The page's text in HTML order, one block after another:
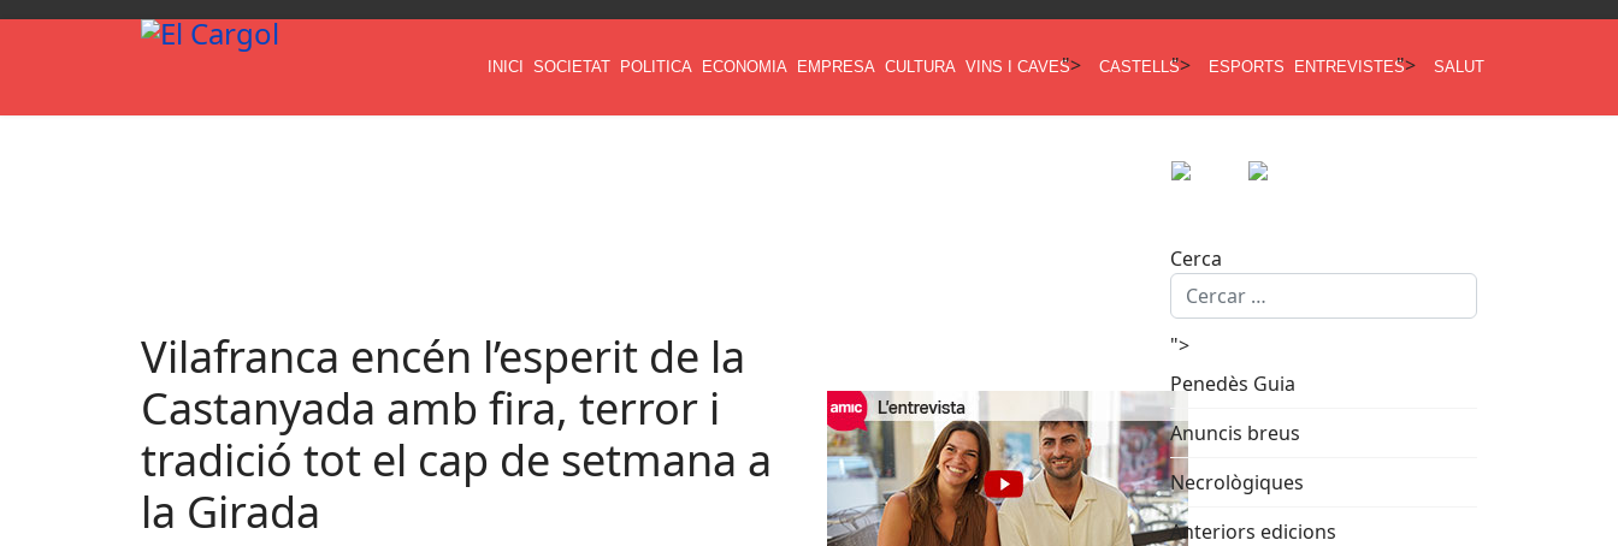
INICI SOCIETAT POLITICA ECONOMIA EMPRESA CULTURA VINS I CAVES"> CASTELLS"> ESPORTS ENTREVISTES"> SALUT
Cerca
Vilafranca encén l’esperit de la
Castanyada amb fira, terror i
tradició tot el cap de setmana a
la Girada
">
Penedès Guia
Anuncis breus
Necrològiques
Anteriors edicions